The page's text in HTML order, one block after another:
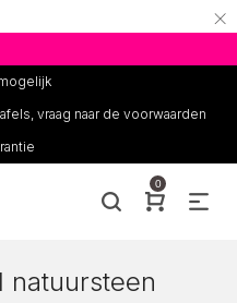
×
vraag naar de voorwaarden
0
natuursteen